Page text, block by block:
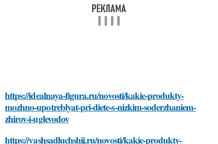
https://idealnaya-figura.ru/novosti/kakie-produkty-
mozhno-upotreblyat-pri-diete-s-nizkim-soderzhaniem-
zhirov-i-uglevodov
https://vashsadluchshij.ru/novosti/kakie-produkty-